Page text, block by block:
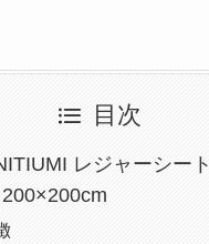
目次
レジャーシー